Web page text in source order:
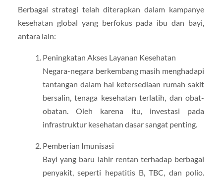
Berbagai strategi telah diterapkan dalam kampanye
kesehatan global yang berfokus pada ibu dan bayi,
antara lain:
Peningkatan Akses Layanan Kesehatan
Negara-negara berkembang masih menghadapi
tantangan dalam hal ketersediaan rumah sakit
bersalin, tenaga kesehatan terlatih, dan obat-
obatan. Oleh karena itu, investasi pada
infrastruktur kesehatan dasar sangat penting.
Pemberian Imunisasi
Bayi yang baru lahir rentan terhadap berbagai
penyakit, seperti hepatitis B, TBC, dan polio.